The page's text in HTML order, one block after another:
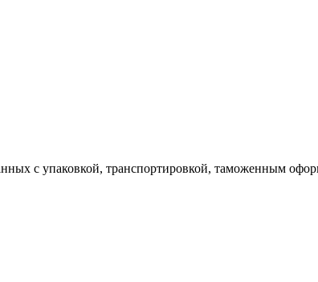
с упаковкой, транспортировкой, таможенным